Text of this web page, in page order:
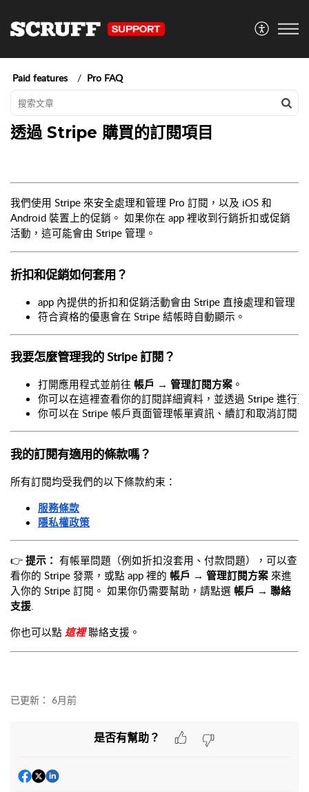
Paid features Pro FAQ
透過 Stripe 購買的訂閱項目
我們使用 Stripe 來安全處理和管理 Pro 訂閱，以及 iOS 和
Android 裝置上的促銷。 如果你在 app 裡收到行銷折扣或促銷
活動，這可能會由 Stripe 管理。
折扣和促銷如何套用？
app 內提供的折扣和促銷活動會由 Stripe 直接處理和管理。
符合資格的優惠會在 Stripe 結帳時自動顯示。
我要怎麼管理我的 Stripe 訂閱？
打開應用程式並前往 帳戶 → 管理訂閱方案 。
你可以在這裡查看你的訂閱詳細資料，並透過 Stripe 進行
你可以在 Stripe 帳戶頁面管理帳單資訊、續訂和取消訂閱。
我的訂閱有適用的條款嗎？
所有訂閱均受我們的以下條款約束：
服務條款
隱私權政策
👉 提示： 有帳單問題（例如折扣沒套用、付款問題），可以查
看你的 Stripe 發票，或點 app 裡的 帳戶 → 管理訂閱方案 來進
入你的 Stripe 訂閱。 如果你仍需要幫助，請點選 帳戶 → 聯絡
支援
你也可以點 這裡聯絡支援。
已更新： 6月前
是否有幫助？